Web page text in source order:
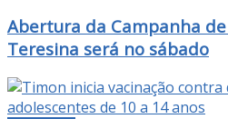
Abertura da Campanha
Teresina será no sábado